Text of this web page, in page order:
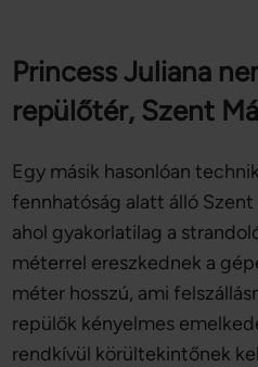
Princess Juliana
repülőtér, Szent
Egy másik hasonlóan
fennhatóság alatt álló
ahol gyakorlatilag a
méterrel ereszkednek a
méter hosszú, ami
repülők kényelmes
rendkívül körültekintőnek